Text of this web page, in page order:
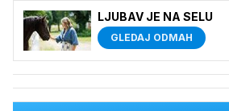
LJUBAV JE NA SELU
GLEDAJ ODMAH